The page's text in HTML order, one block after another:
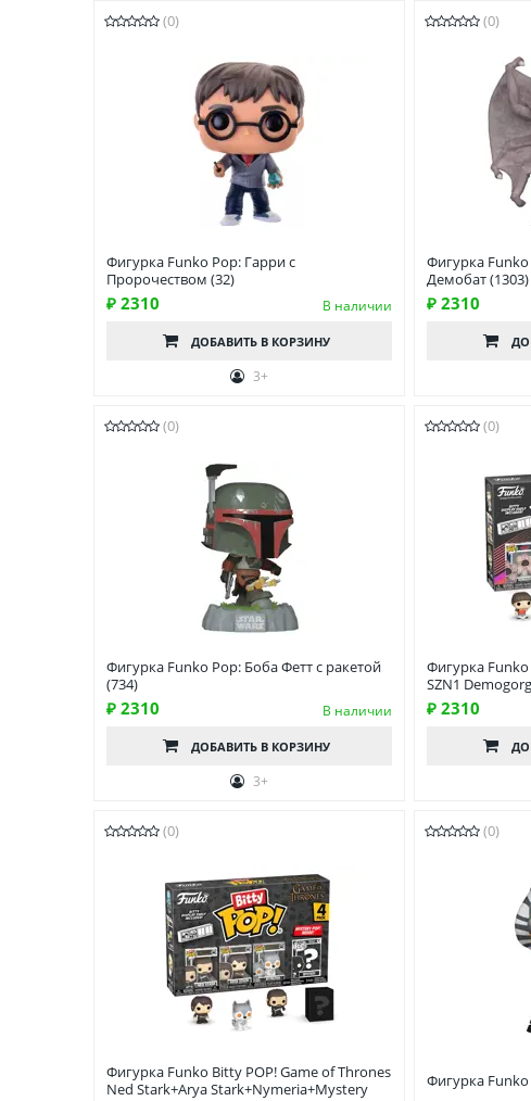
(0)
Фигурка Funko Pop: Гарри с
Пророчеством (32)
₽ 2310 В наличии
ДОБАВИТЬ В КОРЗИНУ
3+
(0)
Фигурка
Демобат (1303)
₽ 2310
(0)
Фигурка Funko Pop: Боба Фетт с ракетой
(734)
₽ 2310 В наличии
ДОБАВИТЬ В КОРЗИНУ
3+
(0)
Фигурка
SZN1
₽ 2310
(0)
Фигурка Funko Bitty POP! Game of Thrones
Ned Stark+Arya Stark+Nymeria+Mystery
(0)
Фигурка Funko